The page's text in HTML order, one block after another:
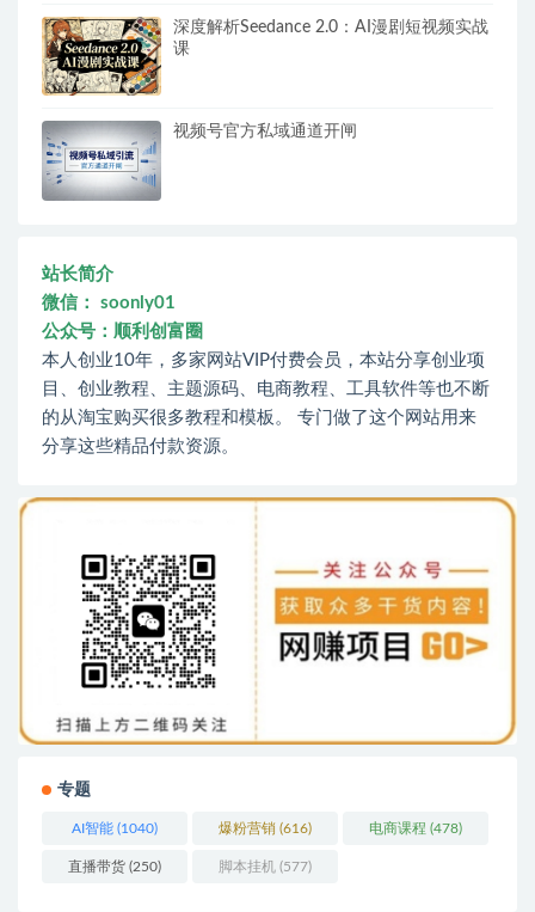
深度解析Seedance 2.0：AI漫剧短视频实战
课
视频号官方私域通道开闸
站长简介
微信： soonly01
公众号：顺利创富圈
本人创业10年，多家网站VIP付费会员，本站分享创业项
目、创业教程、主题源码、电商教程、工具软件等也不断
的从淘宝购买很多教程和模板。 专门做了这个网站用来
分享这些精品付款资源。
专题
AI智能 (1040) 爆粉营销 (616) 电商课程 (478)
直播带货 (250) 脚本挂机 (577)